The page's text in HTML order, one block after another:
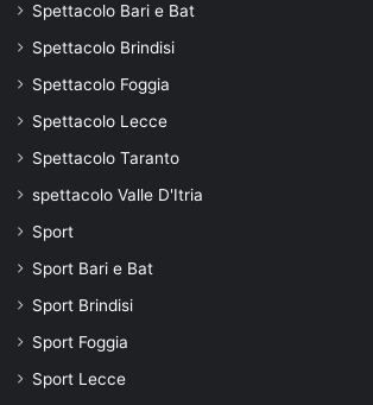
Spettacolo Bari e Bat
Spettacolo Brindisi
Spettacolo Foggia
Spettacolo Lecce
Spettacolo Taranto
spettacolo Valle D'Itria
Sport
Sport Bari e Bat
Sport Brindisi
Sport Foggia
Sport Lecce